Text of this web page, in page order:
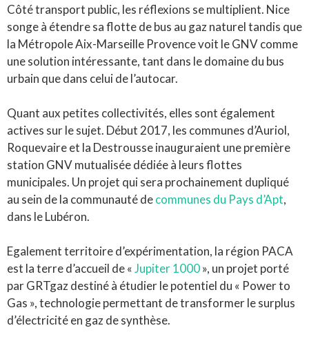
Côté transport public, les réflexions se multiplient. Nice
songe à étendre sa flotte de bus au gaz naturel tandis que
la Métropole Aix-Marseille Provence voit le GNV comme
une solution intéressante, tant dans le domaine du bus
urbain que dans celui de l’autocar.
Quant aux petites collectivités, elles sont également
actives sur le sujet. Début 2017, les communes d’Auriol,
Roquevaire et la Destrousse inauguraient une première
station GNV mutualisée dédiée à leurs flottes
municipales. Un projet qui sera prochainement dupliqué
au sein de la communauté decommunes du Pays d’Apt,
dans le Lubéron.
Egalement territoire d’expérimentation, la région PACA
est la terre d’accueil de «Jupiter 1000», un projet porté
par GRTgaz destiné à étudier le potentiel du « Power to
Gas », technologie permettant de transformer le surplus
d’électricité en gaz de synthèse.